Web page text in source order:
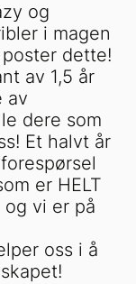
og
i magen
dette!
av 1,5 år
av
dere som
Et halvt år
er HELT
vi er på
oss i å